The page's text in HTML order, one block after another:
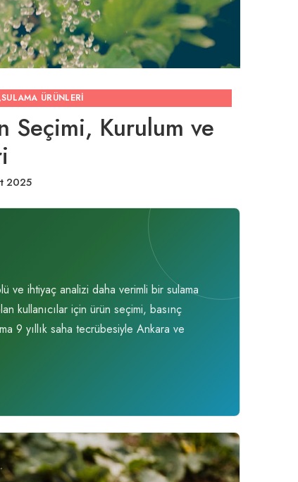
,SULAMA ÜRÜNLERI
Seçimi, Kurulum ve
2025
ve ihtiyaç analizi daha verimli bir sulama
kullanıcılar için ürün seçimi, basınç
9 yıllık saha tecrübesiyle Ankara ve